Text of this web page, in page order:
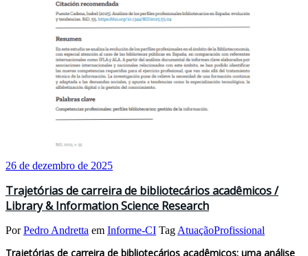
26 de dezembro de 2025
Trajetórias de carreira de bibliotecários acadêmicos /
Library & Information Science Research
PorPedro Andretta em Informe-CI Tag AtuaçãoProfissional
Trajetórias de carreira de bibliotecários acadêmicos: uma análise